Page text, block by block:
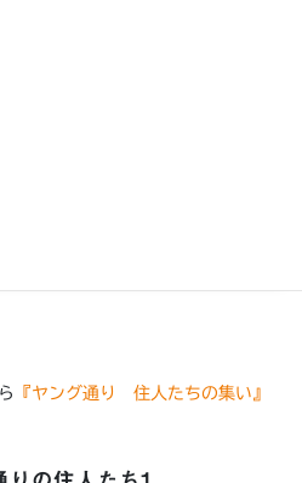
『ヤング通り 住人たちの集い』